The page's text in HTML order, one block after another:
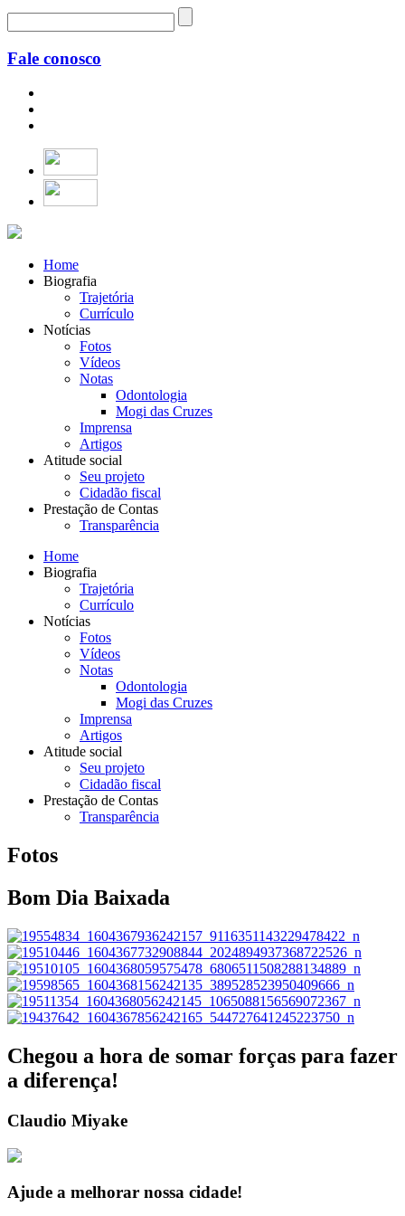
Fale conosco
Home
Biografia
Trajetória
Currículo
Notícias
Fotos
Vídeos
Notas
Odontologia
Mogi das Cruzes
Imprensa
Artigos
Atitude social
Seu projeto
Cidadão fiscal
Prestação de Contas
Transparência
Home
Biografia
Trajetória
Currículo
Notícias
Fotos
Vídeos
Notas
Odontologia
Mogi das Cruzes
Imprensa
Artigos
Atitude social
Seu projeto
Cidadão fiscal
Prestação de Contas
Transparência
Fotos
Bom Dia Baixada
Chegou a hora de somar forças para fazer
a diferença!
Claudio Miyake
Ajude a melhorar nossa cidade!